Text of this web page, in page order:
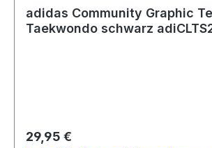
adidas Community Graphic
Taekwondo schwarz
Regulärer Preis:
29,95 €